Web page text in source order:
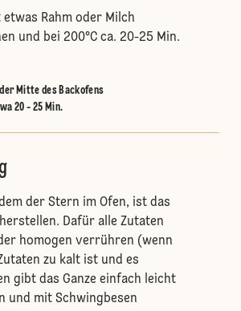
Rahm oder Milch
und bei 200°C ca. 20-25 Min.
Mitte des Backofens
20 - 25 Min.
der Stern im Ofen, ist das
Dafür alle Zutaten
homogen verrühren (wenn
zu kalt ist und es
gibt das Ganze einfach leicht
und mit Schwingbesen